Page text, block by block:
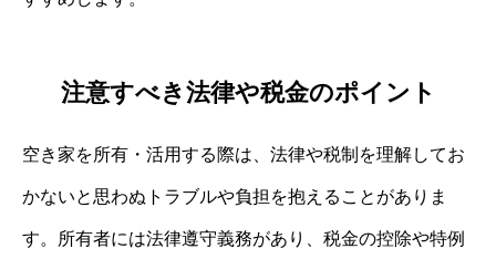
注意すべき法律や税金のポイント
空き家を所有・活用する際は、法律や税制を理解してお
かないと思わぬトラブルや負担を抱えることがありま
す。所有者には法律遵守義務があり、税金の控除や特例